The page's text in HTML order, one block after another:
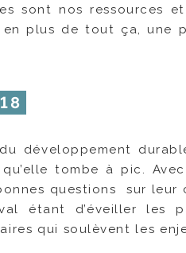
sont nos ressources
plus de tout ça, une
développement
tombe à pic.
questions sur leur
étant d’éveiller les
qui soulèvent les